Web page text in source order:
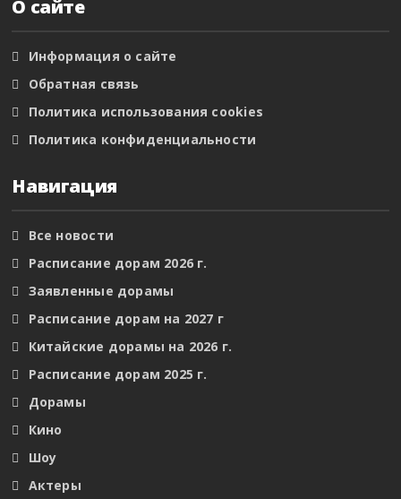
О сайте
Информация о сайте
Обратная связь
Политика использования cookies
Политика конфиденциальности
Навигация
Все новости
Расписание дорам 2026 г.
Заявленные дорамы
Расписание дорам на 2027 г
Китайские дорамы на 2026 г.
Расписание дорам 2025 г.
Дорамы
Кино
Шоу
Актеры